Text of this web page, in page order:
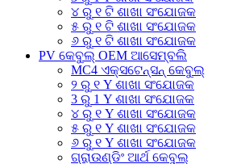
୪ ରୁ ୧ ଟି ଶାଖା ସଂଯୋଜକ
୫ ରୁ ୧ ଟି ଶାଖା ସଂଯୋଜକ
୬ ରୁ ୧ ଟି ଶାଖା ସଂଯୋଜକ
PV କେବୁଲ୍ OEM ଆସେମ୍ବଲି
MC4 ଏକ୍ସଟେନ୍ସନ୍ କେବୁଲ୍
୨ ରୁ ୧ Y ଶାଖା ସଂଯୋଜକ
3 ରୁ 1 Y ଶାଖା ସଂଯୋଜକ
୪ ରୁ ୧ Y ଶାଖା ସଂଯୋଜକ
୫ ରୁ ୧ Y ଶାଖା ସଂଯୋଜକ
୬ ରୁ ୧ Y ଶାଖା ସଂଯୋଜକ
ଗ୍ରାଉଣ୍ଡିଂ ଆର୍ଥ କେବୁଲ୍